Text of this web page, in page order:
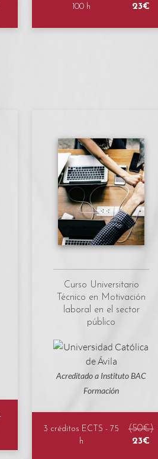
100 h
23€
Curso Universitario
Técnico en Motivación
laboral en el sector
público
Acreditado a Instituto BAC
Formación
3 créditos ECTS - 75
h
(50€)
23€